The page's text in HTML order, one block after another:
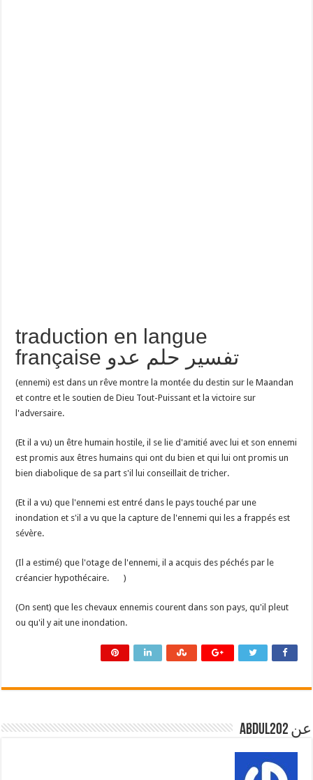
traduction en langue
française تفسير حلم عدو
(ennemi) est dans un rêve montre la montée du destin sur le Maandan
et contre et le soutien de Dieu Tout-Puissant et la victoire sur
l'adversaire.
(Et il a vu) un être humain hostile, il se lie d'amitié avec lui et son ennemi
est promis aux êtres humains qui ont du bien et qui lui ont promis un
bien diabolique de sa part s'il lui conseillait de tricher.
(Et il a vu) que l'ennemi est entré dans le pays touché par une
inondation et s'il a vu que la capture de l'ennemi qui les a frappés est
sévère.
(Il a estimé) que l'otage de l'ennemi, il a acquis des péchés par le
créancier hypothécaire. )
(On sent) que les chevaux ennemis courent dans son pays, qu'il pleut
ou qu'il y ait une inondation.
عن abdul202